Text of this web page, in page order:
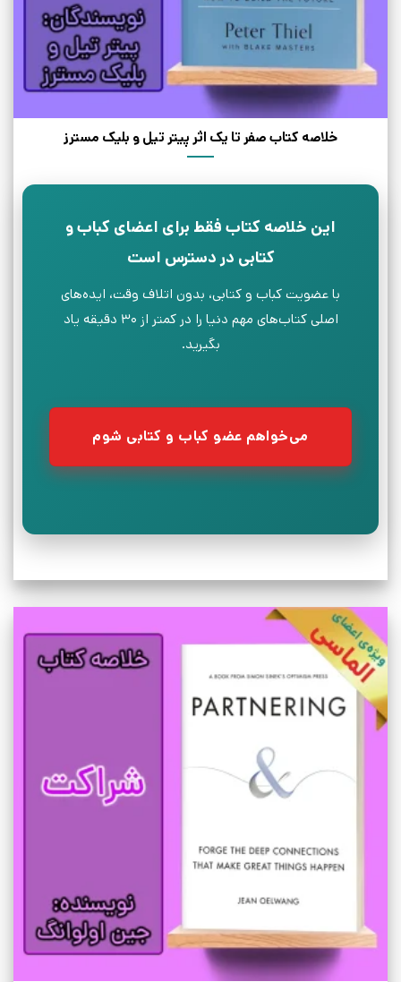
خلاصه کتاب صفر تا یک اثر پیتر تیل و بلیک مسترز
این خلاصه کتاب فقط برای اعضای کباب و
کتابی در دسترس است
با عضویت کباب و کتابی، بدون اتلاف وقت، ایده‌های
اصلی کتاب‌های مهم دنیا را در کمتر از ۳۰ دقیقه یاد
بگیرید.
می‌خواهم عضو کباب و کتابی شوم